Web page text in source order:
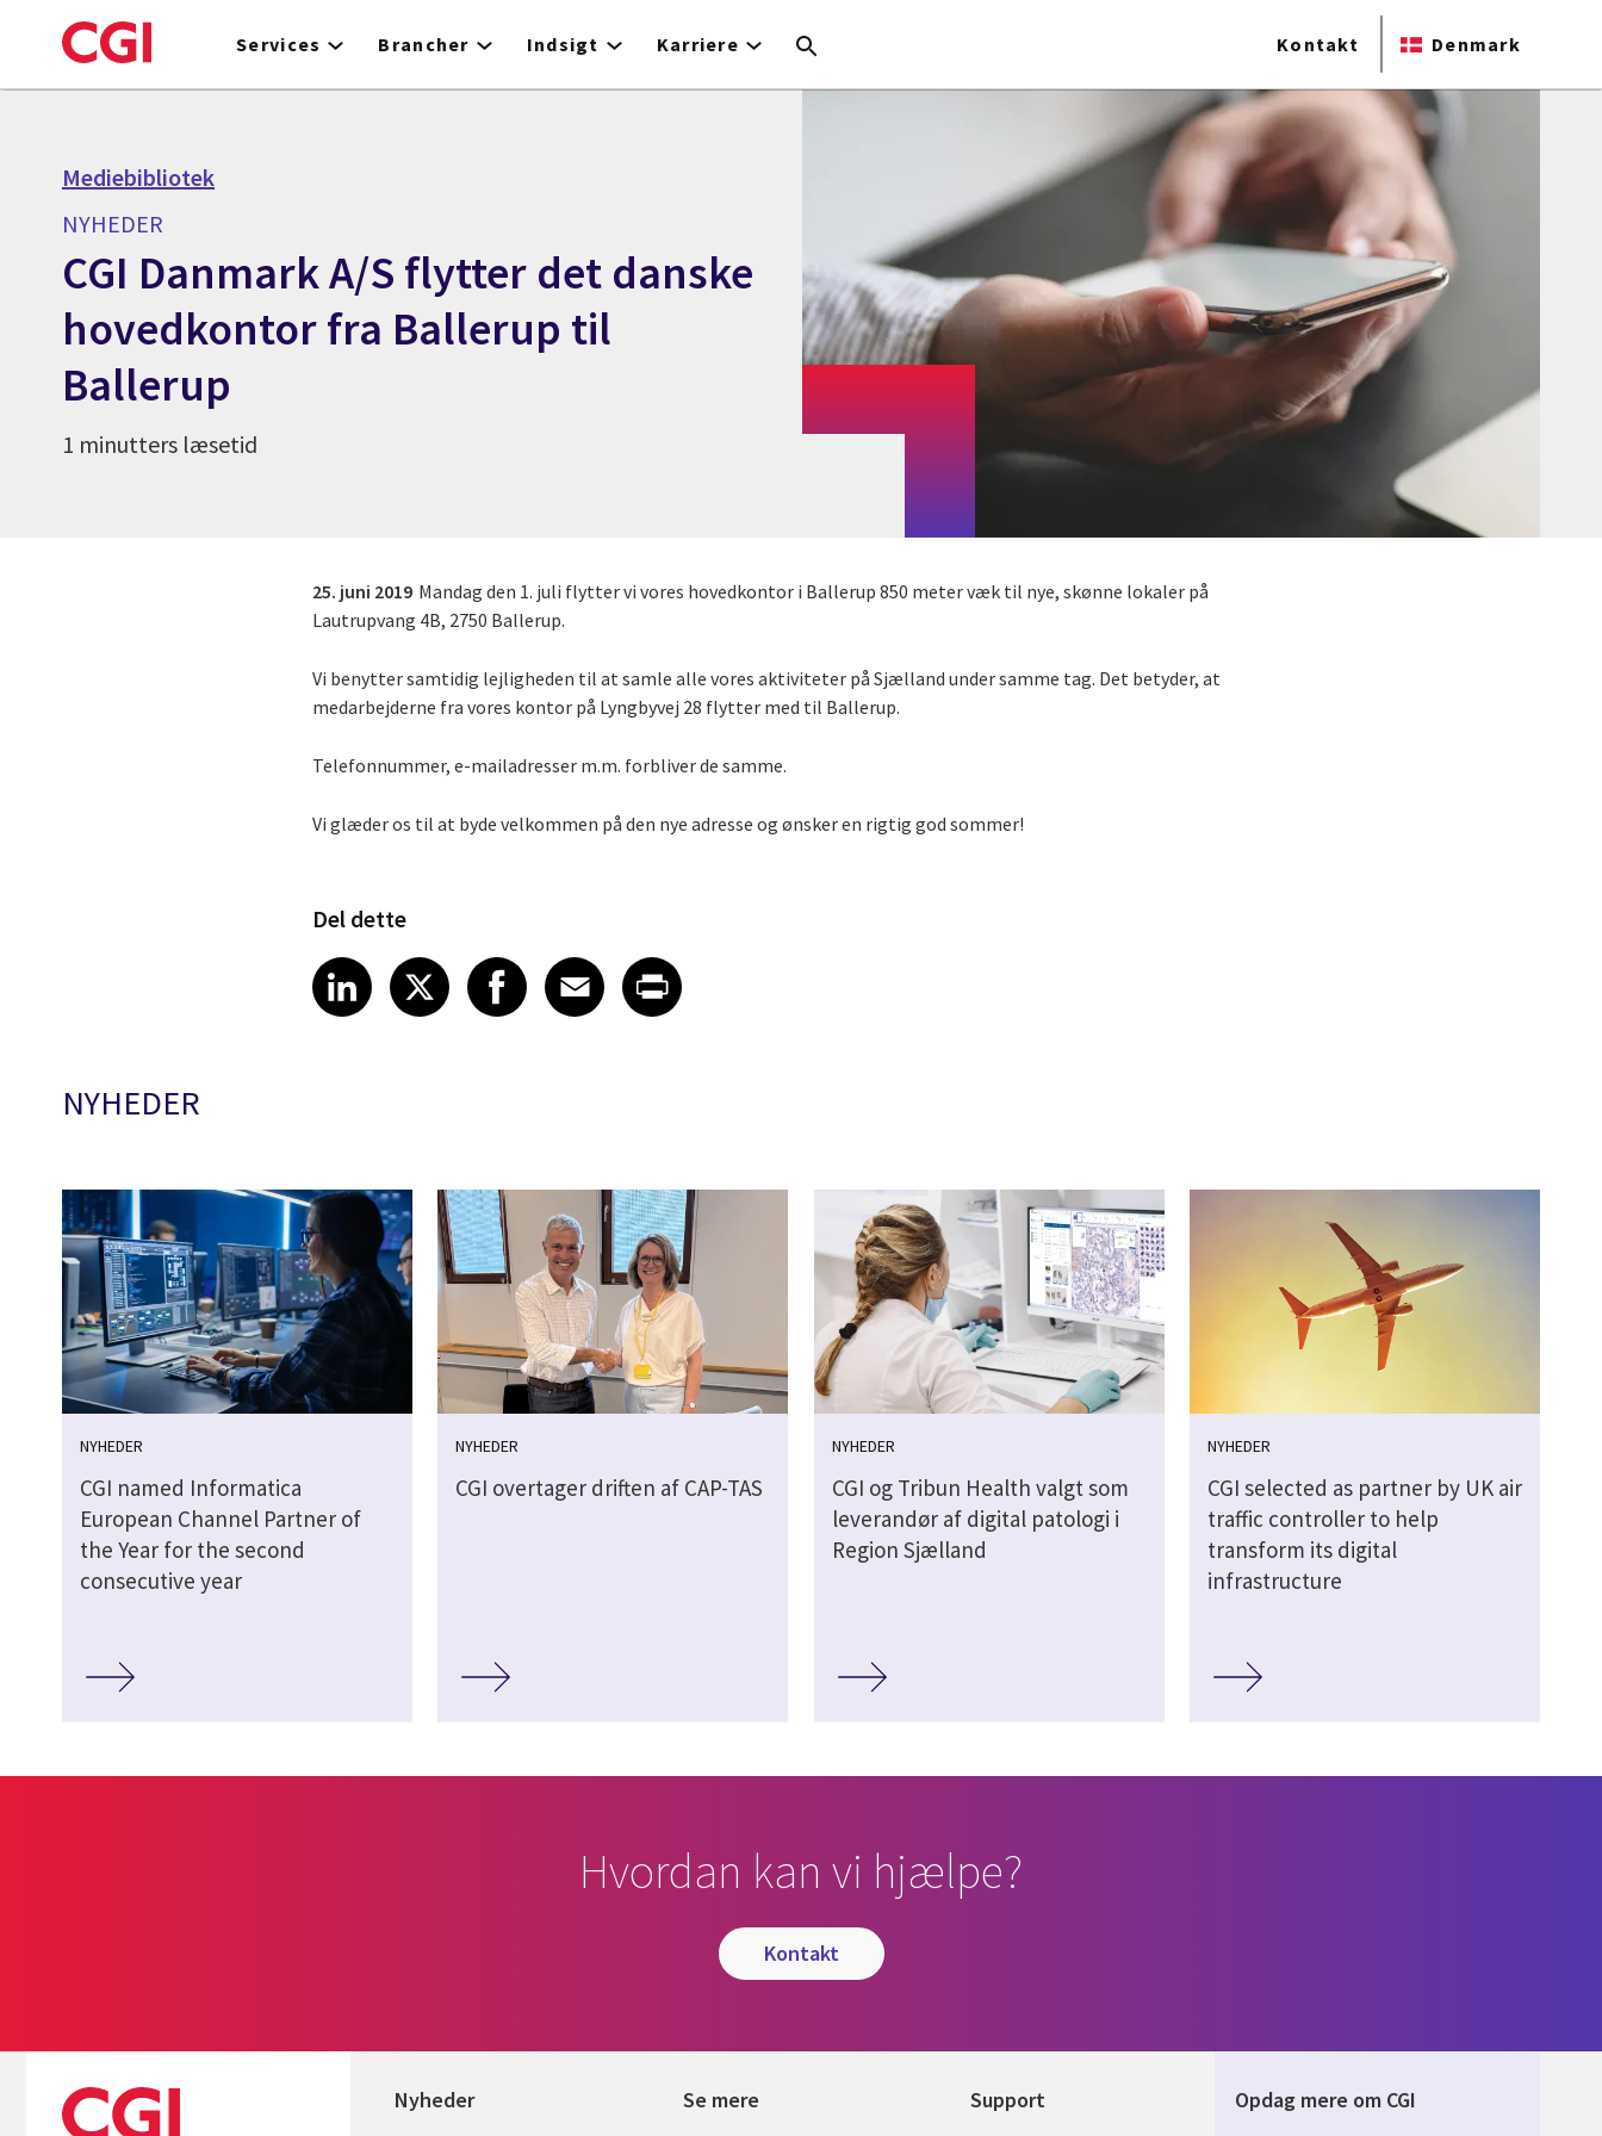
to
Services Brancher Indsigt Karriere Kontakt Denmark
Mediebibliotek
NYHEDER
CGI Danmark A/S flytter det danske
hovedkontor fra Ballerup til
Ballerup
1 minutters læsetid
25. juni 2019 Mandag den 1. juli flytter vi vores hovedkontor i Ballerup 850 meter væk til nye, skønne lokaler på
Lautrupvang 4B, 2750 Ballerup.
Vi benytter samtidig lejligheden til at samle alle vores aktiviteter på Sjælland under samme tag. Det betyder, at
medarbejderne fra vores kontor på Lyngbyvej 28 flytter med til Ballerup.
Telefonnummer, e-mailadresser m.m. forbliver de samme.
Vi glæder os til at byde velkommen på den nye adresse og ønsker en rigtig god sommer!
Del dette
Share article on LinkedIn
LinkedIn
Share article on X
XShare article on Facebook
Facebook
Share article on Email
Email
Share article on Print
NYHEDER
NYHEDER
CGI named Informatica
European Channel Partner of
the Year for the second
consecutive year
NYHEDER
CGI overtager driften af CAP-TAS
NYHEDER
CGI og Tribun Health valgt som
leverandør af digital patologi i
Region Sjælland
NYHEDER
CGI selected as partner by UK air
traffic controller to help
transform its digital
infrastructure
Hvordan kan vi hjælpe?
kontakt
Nyheder Se mere Support Opdag mere om CGI